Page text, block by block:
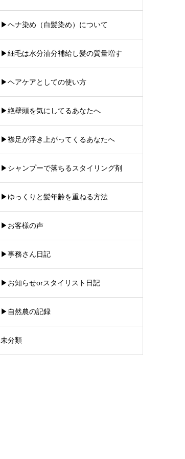
▶︎ヘナ染め（白髪染め）について
▶︎細毛は水分油分補給し髪の質量増す
▶︎ヘアケアとしての使い方
▶︎絶壁頭を気にしてるあなたへ
▶︎襟足が浮き上がってくるあなたへ
▶︎シャンプーで落ちるスタイリング剤
▶︎ゆっくりと髪年齢を重ねる方法
▶︎お客様の声
▶︎事務さん日記
▶︎お知らせorスタイリスト日記
▶︎自然農の記録
未分類